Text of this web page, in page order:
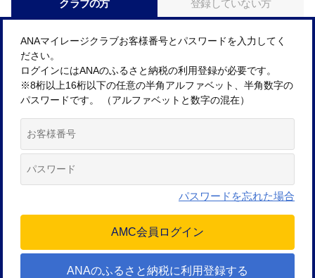
クラブの方
登録していない方
ANAマイレージクラブお客様番号とパスワードを入力してく
ださい。
ログインにはANAのふるさと納税の利用登録が必要です。
※8桁以上16桁以下の任意の半角アルファベット、半角数字の
パスワードです。 （アルファベットと数字の混在）
パスワードを忘れた場合
ANAのふるさと納税に利用登録する